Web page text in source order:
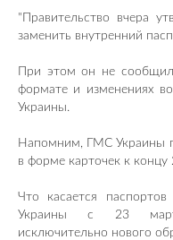
"Правительство вчера
заменить внутренний
При этом он не
формате и изменениях
Украины.
Напомним, ГМС Украины
в форме карточек к концу
Что касается
Украины с 23 марта
исключительно нового